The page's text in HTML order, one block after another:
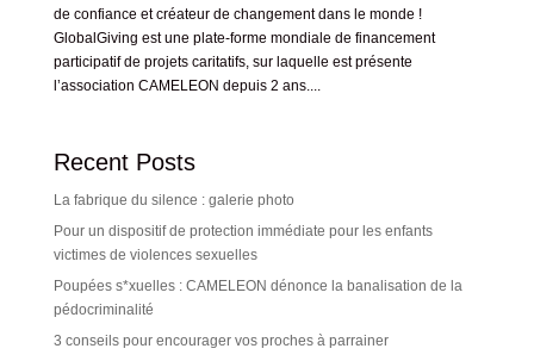
de confiance et créateur de changement dans le monde !
GlobalGiving est une plate-forme mondiale de financement
participatif de projets caritatifs, sur laquelle est présente
l’association CAMELEON depuis 2 ans....
Recent Posts
La fabrique du silence : galerie photo
Pour un dispositif de protection immédiate pour les enfants
victimes de violences sexuelles
Poupées s*xuelles : CAMELEON dénonce la banalisation de la
pédocriminalité
3 conseils pour encourager vos proches à parrainer